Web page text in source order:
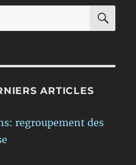
ARTICLES
regroupement des